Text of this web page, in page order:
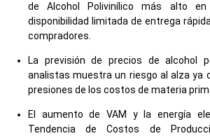
de Alcohol Polivinílico más alto
disponibilidad limitada de entrega
compradores.
La previsión de precios de alcohol
analistas muestra un riesgo al alza ya
presiones de los costos de materia
El aumento de VAM y la energía
Tendencia de Costos de